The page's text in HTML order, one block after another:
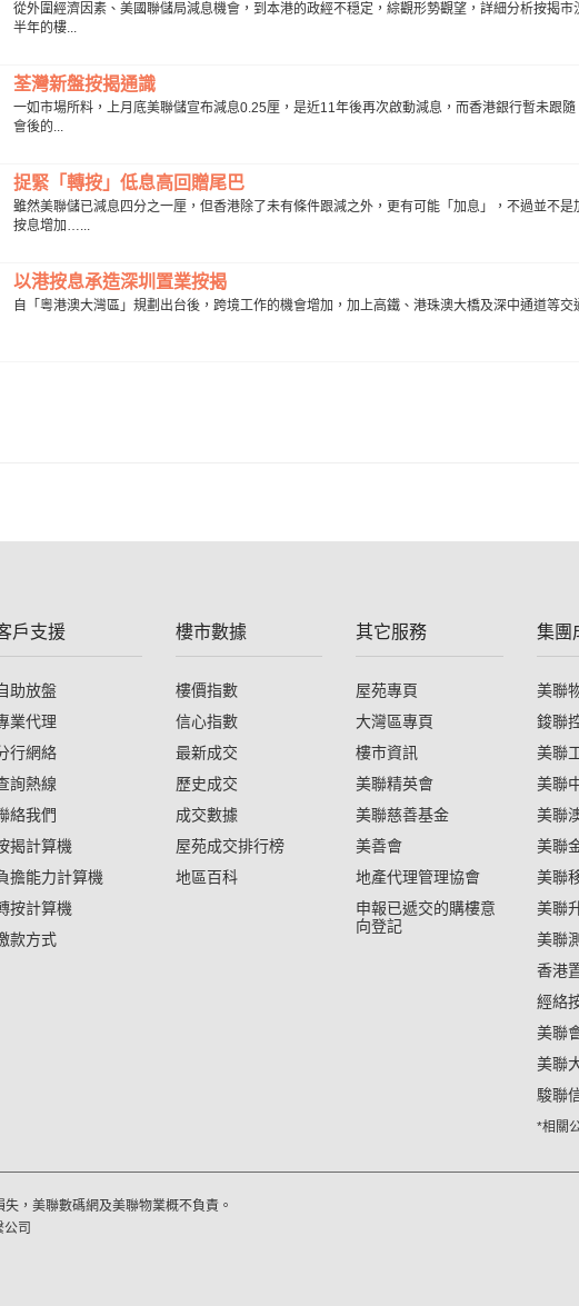
從外圍經濟因素、美國聯儲局減息機會，到本港的政經不穏定，綜觀形勢觀望，詳細分析按揭
半年的樓...
荃灣新盤按揭通識
一如市場所料，上月底美聯儲宣布減息0.25厘，是近11年後再次啟動減息，而香港銀行暫未跟
會後的...
捉緊「轉按」低息高回贈尾巴
雖然美聯儲已減息四分之一厘，但香港除了未有條件跟減之外，更有可能「加息」，不過並不
按息增加…...
以港按息承造深圳置業按揭
自「粵港澳大灣區」規劃出台後，跨境工作的機會增加，加上高鐵、港珠澳大橋及深中通道等
戶支援
助放盤
業代理
行網絡
詢熱線
絡我們
揭計算機
擔能力計算機
按計算機
款方式
樓市數據
樓價指數
信心指數
最新成交
歷史成交
成交數據
屋苑成交排行榜
地區百科
其它服務
屋苑專頁
大灣區專頁
樓市資訊
美聯精英會
美聯慈善基金
美善會
地產代理管理協會
申報已遞交的購樓意
向登記
集團
美聯
鋑聯
美聯
美聯
美聯
美聯
美聯
美聯
美聯
香港
經絡
美聯
美聯
駿聯
*相關
，美聯數碼網及美聯物業概不負責。
司